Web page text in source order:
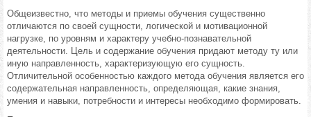
Общеизвестно, что методы и приемы обучения существенно
отличаются по своей сущности, логической и мотивационной
нагрузке, по уровням и характеру учебно-познавательной
деятельности. Цель и содержание обучения придают методу ту или
иную направленность, характеризующую его сущность.
Отличительной особенностью каждого метода обучения является его
содержательная направленность, определяющая, какие знания,
умения и навыки, потребности и интересы необходимо формировать.